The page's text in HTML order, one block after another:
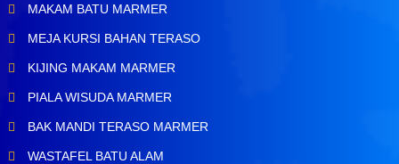
MAKAM BATU MARMER
MEJA KURSI BAHAN TERASO
KIJING MAKAM MARMER
PIALA WISUDA MARMER
BAK MANDI TERASO MARMER
WASTAFEL BATU ALAM